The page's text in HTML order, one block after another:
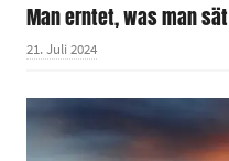
Man erntet, was man sät
21. Juli 2024